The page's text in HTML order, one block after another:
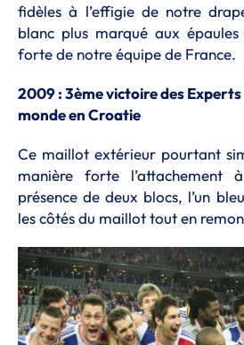
fidèles à l’effigie de notre
blanc plus marqué aux
forte de notre équipe de France.
2009 : 3ème victoire des
monde en Croatie
Ce maillot extérieur pourtant
manière forte
présence de deux blocs, l’un
les côtés du maillot tout en